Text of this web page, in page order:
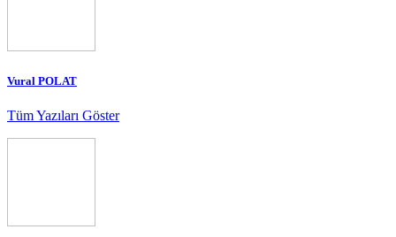
Vural POLAT
Tüm Yazıları Göster